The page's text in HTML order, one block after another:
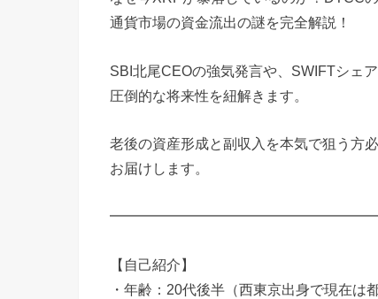
通貨市場の資金流出の謎を完全解説！
SBI北尾CEOの強気発言や、SWIFTシェ
圧倒的な将来性を紐解きます。
老後の資産形成と副収入を本気で狙う方
お届けします。
【自己紹介】
・年齢：20代後半（西東京出身で現在は